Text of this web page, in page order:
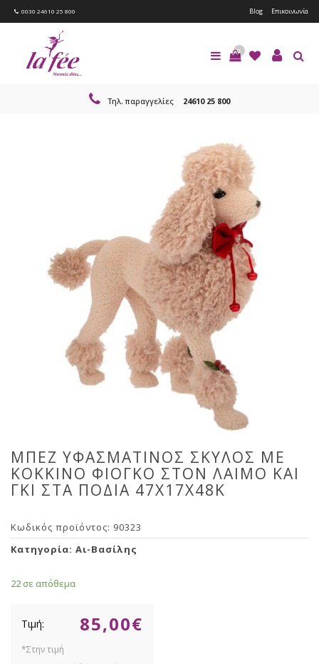
0030 24610 25 800 Blog Επικοινωνία
0
Τηλ. παραγγελίες 24610 25 800
ΜΠΕΖ ΥΦΑΣΜΑΤΙΝΟΣ ΣΚΥΛΟΣ ΜΕ
ΚΟΚΚΙΝΟ ΦΙΟΓΚΟ ΣΤΟΝ ΛΑΙΜΟ ΚΑΙ
ΓΚΙ ΣΤΑ ΠΟΔΙΑ 47Χ17Χ48Κ
Κωδικός προϊόντος: 90323
Κατηγορία: Αι-Βασίλης
22 σε απόθεμα
85,00€